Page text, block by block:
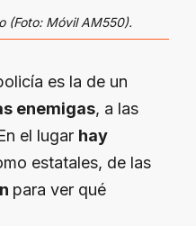
(Foto: Móvil AM550).
es la de un
enemigas, a las
el lugar hay
estatales, de las
para ver qué